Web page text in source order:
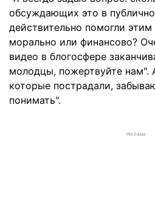
обсуждающих это в
действительно помогли
морально или финансово?
видео в блогосфере
молодцы, пожертвуйте нам".
которые пострадали,
понимать".
РЕКЛАМА